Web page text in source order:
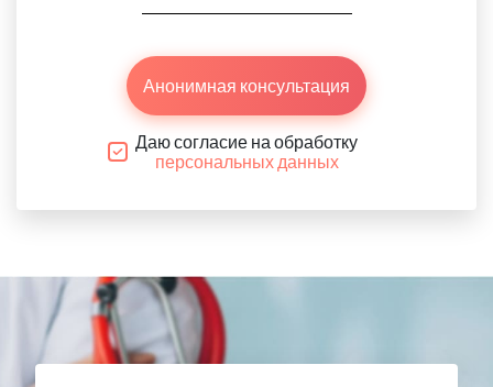
Анонимная консультация
Даю согласие на обработку
персональных данных